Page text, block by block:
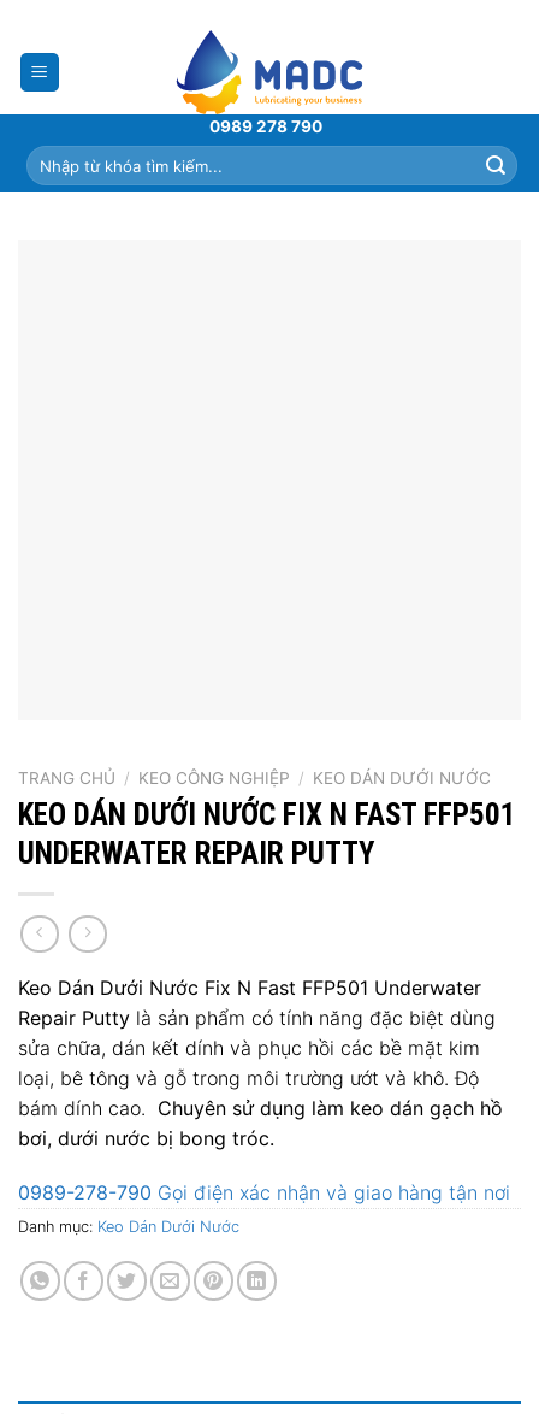
content
0989 278 790
Tìm
kiếm:
TRANG CHỦ / KEO CÔNG NGHIỆP / KEO DÁN DƯỚI NƯỚC
KEO DÁN DƯỚI NƯỚC FIX N FAST FFP501
UNDERWATER REPAIR PUTTY
Keo Dán Dưới Nước Fix N Fast FFP501 Underwater
Repair Putty là sản phẩm có tính năng đặc biệt dùng
sửa chữa, dán kết dính và phục hồi các bề mặt kim
loại, bê tông và gỗ trong môi trường ướt và khô. Độ
bám dính cao. Chuyên sử dụng làm keo dán gạch hồ
bơi, dưới nước bị bong tróc.
0989-278-790 Gọi điện xác nhận và giao hàng tận nơi
Danh mục: Keo Dán Dưới Nước